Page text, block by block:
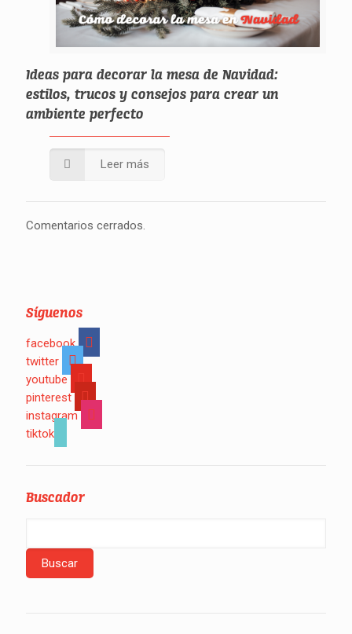
Ideas para decorar la mesa de Navidad:
estilos, trucos y consejos para crear un
ambiente perfecto
Leer más
Comentarios cerrados.
Síguenos
facebook
twitter
youtube
pinterest
instagram
tiktok
Buscador